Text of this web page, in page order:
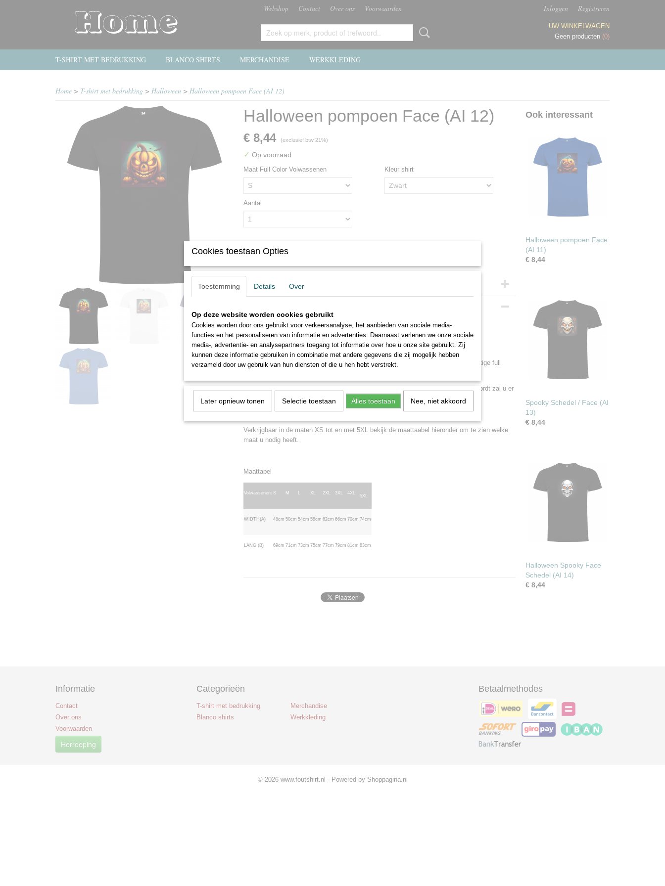
Webshop Contact Over ons Voorwaarden Inloggen Registreren
UW WINKELWAGEN
Geen producten (0)
T-SHIRT MET BEDRUKKING BLANCO SHIRTS MERCHANDISE WERKKLEDING
Home > T-shirt met bedrukking > Halloween > Halloween pompoen Face (AI 12)
Halloween pompoen Face (AI 12)
€ 8,44 (exclusief btw 21%)
✓ Op voorraad
Maat Full Color Volwassenen Kleur shirt
Aantal
IN WINKELWAGEN
Specificaties
Halloween pompoen Face (AI 12)
Dit geweldige witte shirt met ronde hals en korte mouwen is bedrukt met een prachtige full
Materiaal 100% katoen en 165 gram. Indien het shirt binnenstebuiten gewassen wordt zal u er
nog langer plezier van hebben.
Verkrijgbaar in de maten XS tot en met 5XL bekijk de maattaabel hieronder om te zien welke
maat u nodig heeft.
Maattabel
Volwassenen: S M L XL 2XL 3XL 4XL
5XL
WIDTH(A) 48cm 50cm 54cm 58cm 62cm 66cm 70cm 74cm
LANG (B) 69cm 71cm 73cm 75cm 77cm 79cm 81cm 83cm
Ook interessant
Halloween pompoen Face
(AI 11)
€ 8,44
Spooky Schedel / Face (AI
13)
€ 8,44
Halloween Spooky Face
Schedel (AI 14)
€ 8,44
Informatie
Contact
Over ons
Voorwaarden
Herroeping
Categorieën
T-shirt met bedrukking
Blanco shirts
Merchandise
Werkkleding
Betaalmethodes
© 2026 www.foutshirt.nl - Powered by Shoppagina.nl
Cookies toestaan Opties
Toestemming Details Over
Op deze website worden cookies gebruikt
Cookies worden door ons gebruikt voor verkeersanalyse, het aanbieden van sociale media-
functies en het personaliseren van informatie en advertenties. Daarnaast verlenen we onze sociale
media-, advertentie- en analysepartners toegang tot informatie over hoe u onze site gebruikt. Zij
kunnen deze informatie gebruiken in combinatie met andere gegevens die zij mogelijk hebben
verzameld door uw gebruik van hun diensten of die u hen hebt verstrekt.
Later opnieuw tonen Selectie toestaan Alles toestaan Nee, niet akkoord